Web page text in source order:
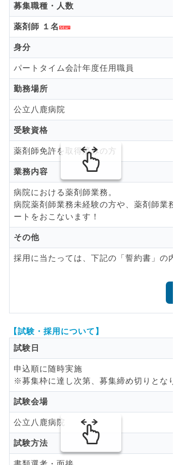
募集職種・人数
薬剤師 １名
身分
パートタイム会計年度任用職員
勤務場所
公立八鹿病院
受験資格
薬剤師免許を取得済みの方
業務内容
病院における薬剤師業務。
病院薬剤師業務未経験の方や、薬剤師業
ートをおこないます！
その他
採用に当たっては、下記の「誓約書」の
【試験・採用について】
試験日
申込順に随時実施
※募集枠に達し次第、募集締め切りとなり
試験会場
公立八鹿病院
試験方法